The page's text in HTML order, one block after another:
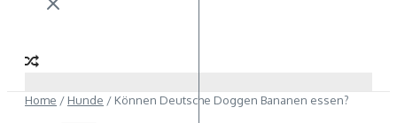
Home / Hunde / Können Deutsche Doggen Bananen essen?